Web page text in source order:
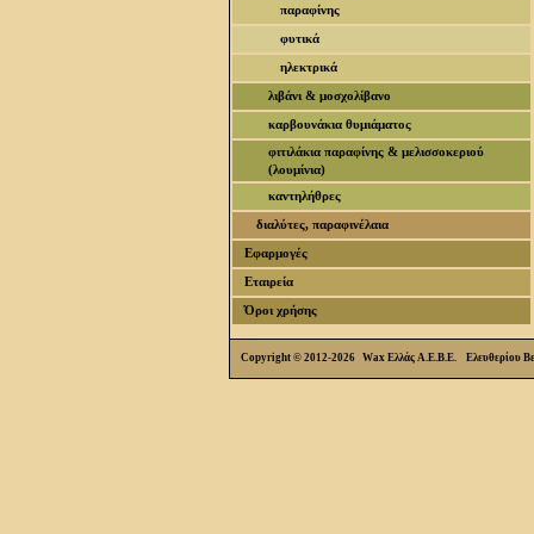
παραφίνης
φυτικά
ηλεκτρικά
λιβάνι & μοσχολίβανο
καρβουνάκια θυμιάματος
φιτιλάκια παραφίνης & μελισσοκεριού
(λουμίνια)
καντηλήθρες
διαλύτες, παραφινέλαια
Εφαρμογές
Εταιρεία
Όροι χρήσης
Copyright © 2012-2026 Wax Ελλάς Α.Ε.Β.Ε. Ελευθερίου